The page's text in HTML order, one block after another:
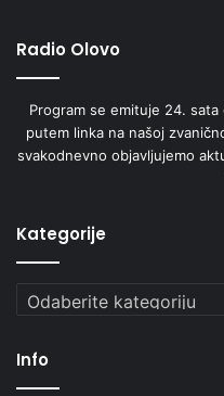
Radio Olovo
Program se emituje 24.
putem linka na našoj
svakodnevno objavljujemo
Kategorije
Kategorije
Info